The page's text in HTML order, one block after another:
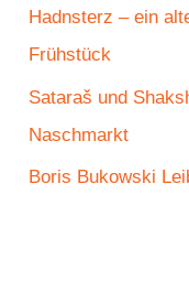
Hadnsterz – ein
Frühstück
Sataraš und
Naschmarkt
Boris Bukowski